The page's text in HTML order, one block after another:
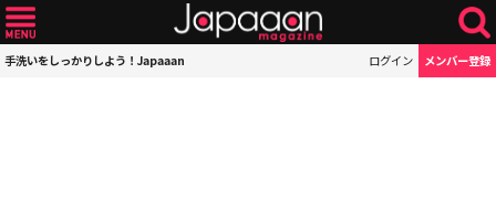
手洗いをしっかりしよう！Japaaan ログイン メンバー登録